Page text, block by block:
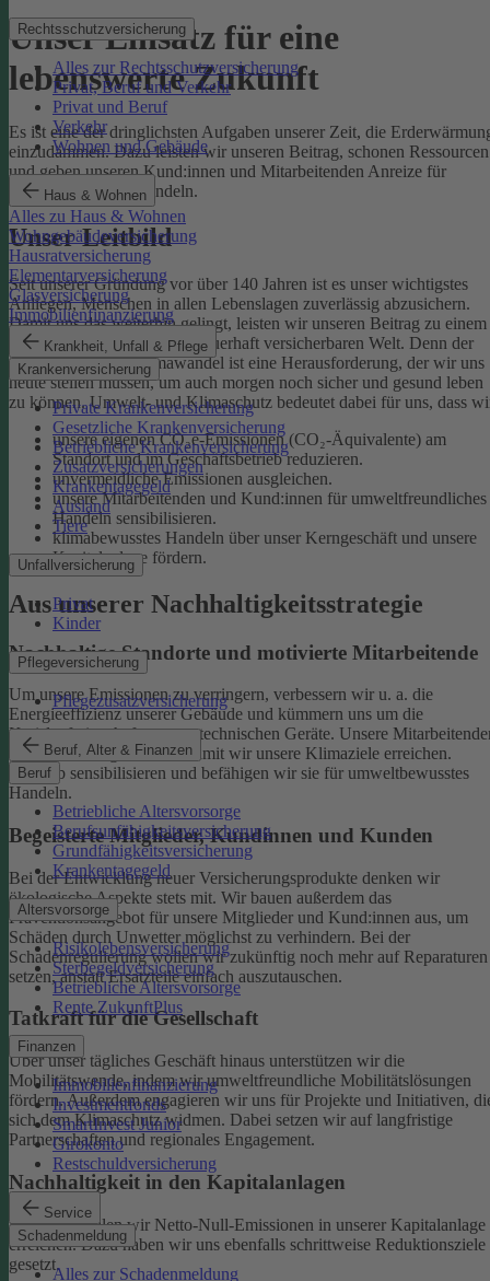
Rechtsschutzversicherung
Alles zur Rechtsschutzversicherung
Privat, Beruf und Verkehr
Privat und Beruf
Verkehr
Wohnen und Gebäude
Haus & Wohnen
Alles zu Haus & Wohnen
Wohngebäudeversicherung
Hausratversicherung
Elementarversicherung
Glasversicherung
Immobilienfinanzierung
Krankheit, Unfall & Pflege
Krankenversicherung
Private Krankenversicherung
Gesetzliche Krankenversicherung
Betriebliche Krankenversicherung
Zusatzversicherungen
Krankentagegeld
Ausland
Tiere
Unfallversicherung
Privat
Kinder
Pflegeversicherung
Pflegezusatzversicherung
Beruf, Alter & Finanzen
Beruf
Betriebliche Altersvorsorge
Berufsunfähigkeitsversicherung
Grundfähigkeitsversicherung
Krankentagegeld
Altersvorsorge
Risikolebensversicherung
Sterbegeldversicherung
Betriebliche Altersvorsorge
Rente ZukunftPlus
Finanzen
Immobilienfinanzierung
Investmentfonds
SmartInvest Junior
Girokonto
Restschuldversicherung
Service
Schadenmeldung
Alles zur Schadenmeldung
Unser Einsatz für eine
lebenswerte Zukunft
Es ist eine der dringlichsten Aufgaben unserer Zeit, die
einzudämmen. Dazu leisten wir unseren Beitrag, schonen Ressourcen
und geben unseren Kund:innen und Mitarbeitenden Anreize für
umweltbewusstes Handeln.
Unser Leitbild
Seit unserer Gründung vor über 140 Jahren ist es unser wichtigstes
Anliegen, Menschen in allen Lebenslagen zuverlässig abzusichern.
Damit uns das weiterhin gelingt, leisten wir unseren Beitrag zu einem
gesunden Klima und einer dauerhaft versicherbaren Welt. Denn der
menschgemachte Klimawandel ist eine Herausforderung, der wir uns
heute stellen müssen, um auch morgen noch sicher und gesund leben
zu können.Umwelt- und Klimaschutz bedeutet dabei für uns, dass
unsere eigenen CO₂e-Emissionen (CO₂-Äquivalente) am
Standort und im Geschäftsbetrieb reduzieren.
unvermeidliche Emissionen ausgleichen.
unsere Mitarbeitenden und Kund:innen für umweltfreundliches
Handeln sensibilisieren.
klimabewusstes Handeln über unser Kerngeschäft und unsere
Kapitalanlage fördern.
Aus unserer Nachhaltigkeitsstrategie
Nachhaltige Standorte und motivierte Mitarbeitende
Um unsere Emissionen zu verringern, verbessern wir u. a. die
Energieeffizienz unserer Gebäude und kümmern uns um die
Kreislaufwirtschaft unserer technischen Geräte. Unsere
sind ein wichtiger Hebel, damit wir unsere Klimaziele erreichen.
Deshalb sensibilisieren und befähigen wir sie für umweltbewusstes
Handeln.
Begeisterte Mitglieder, Kundinnen und Kunden
Bei der Entwicklung neuer Versicherungsprodukte denken wir
ökologische Aspekte stets mit. Wir bauen außerdem das
Präventionsangebot für unsere Mitglieder und Kund:innen aus, um
Schäden durch Unwetter möglichst zu verhindern. Bei der
Schadenregulierung wollen wir zukünftig noch mehr auf Reparaturen
setzen, anstatt Ersatzteile einfach auszutauschen.
Tatkraft für die Gesellschaft
Über unser tägliches Geschäft hinaus unterstützen wir die
Mobilitätswende, indem wir umweltfreundliche Mobilitätslösungen
fördern. Außerdem engagieren wir uns für Projekte und Initiativen,
sich dem Klimaschutz widmen. Dabei setzen wir auf langfristige
Partnerschaften und regionales Engagement.
Nachhaltigkeit in den Kapitalanlagen
Bis 2050 wollen wir Netto-Null-Emissionen in unserer Kapitalanlage
erreichen. Dazu haben wir uns ebenfalls schrittweise Reduktionsziele
gesetzt.